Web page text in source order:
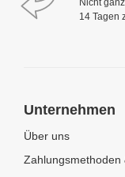
Nicht
14 Tagen
Unternehmen
Über uns
Zahlungsmethoden